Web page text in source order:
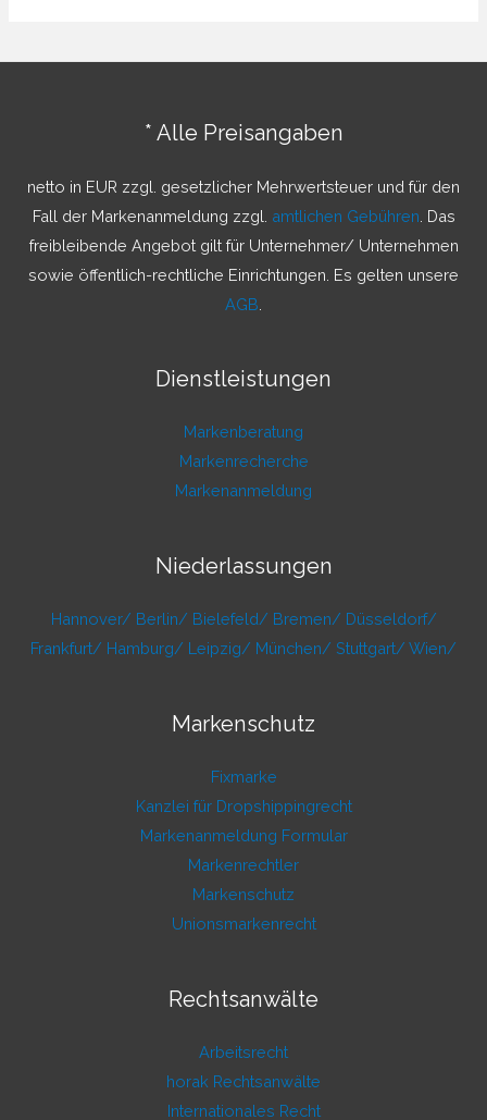
h
* Alle Preisangaben
netto in EUR zzgl. gesetzlicher Mehrwertsteuer und für den
Fall der Markenanmeldung zzgl. amtlichen Gebühren . Das
freibleibende Angebot gilt für Unternehmer/ Unternehmen
sowie öffentlich-rechtliche Einrichtungen. Es gelten unsere
AGB
Dienstleistungen
Markenberatung
Markenrecherche
Markenanmeldung
Niederlassungen
Hannover/ Berlin/ Bielefeld/ Bremen/ Düsseldorf/
Frankfurt/ Hamburg/ Leipzig/ München/ Stuttgart/ Wien/
Markenschutz
Fixmarke
Kanzlei für Dropshippingrecht
Markenanmeldung Formular
Markenrechtler
Markenschutz
Unionsmarkenrecht
Rechtsanwälte
Arbeitsrecht
horak Rechtsanwälte
Internationales Recht